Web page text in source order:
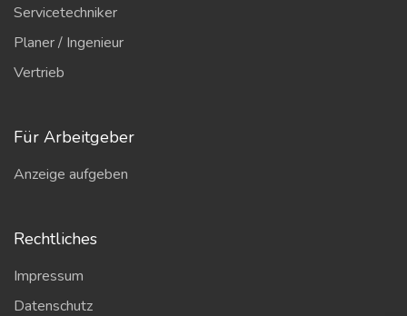
Servicetechniker
Planer / Ingenieur
Vertrieb
Für Arbeitgeber
Anzeige aufgeben
Rechtliches
Impressum
Datenschutz